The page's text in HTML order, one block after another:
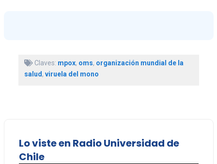
Claves: mpox, oms, organización mundial de la
salud, viruela del mono
Lo viste en Radio Universidad de
Chile